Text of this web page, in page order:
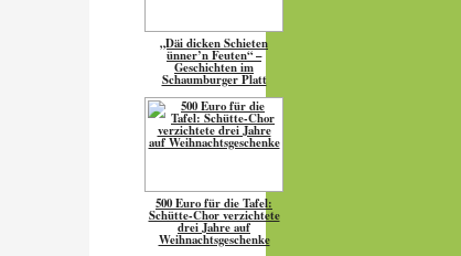
„Däi dicken Schieten
ünner’n Feuten“ –
Geschichten im
Schaumburger Platt
500 Euro für die Tafel:
Schütte-Chor verzichtete
drei Jahre auf
Weihnachtsgeschenke